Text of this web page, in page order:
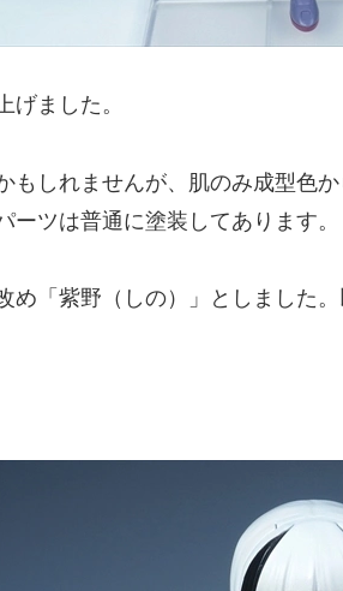
げました。
もしれませんが、肌のみ成型色
ーツは普通に塗装してあります。
め「紫野（しの）」としました